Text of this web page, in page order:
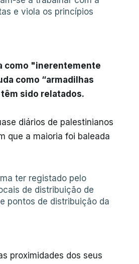
e viola os princípios
como "inerentemente
como “armadilhas
sido relatados.
diários de palestinianos
que a maioria foi baleada
ter registado pelo
de distribuição de
pontos de distribuição da
proximidades dos seus